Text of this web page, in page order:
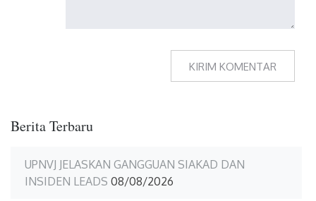
Berita Terbaru
UPNVJ JELASKAN GANGGUAN SIAKAD DAN
INSIDEN LEADS 08/08/2026